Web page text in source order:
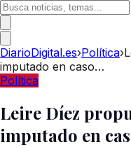
DiarioDigital.es›Política›
imputado en caso…
Política
Leire Díez
imputado en